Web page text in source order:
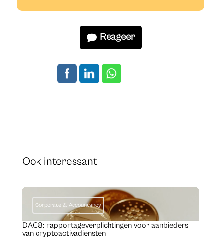
Reageer
Ook interessant
Corporate & Accountancy
DAC8: rapportageverplichtingen voor aanbieders
van cryptoactivadiensten